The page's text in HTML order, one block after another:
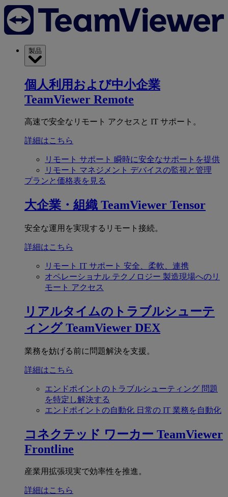
製品
個人利用および中小企業
TeamViewer Remote
高速で安全なリモート アクセスと IT サポート。
詳細はこちら
リモート サポート 瞬時に安全なサポートを提供
リモート マネジメント デバイスの監視と管理
プランと価格表を見る
大企業・組織 TeamViewer Tensor
安全な運用を実現するリモート接続。
詳細はこちら
リモート IT サポート 安全、柔軟、連携
オペレーショナル テクノロジー 製造現場へのリ
モート アクセス
リアルタイムのトラブルシューテ
ィング TeamViewer DEX
業務を妨げる前に問題解決を支援。
詳細はこちら
エンドポイントのトラブルシューティング 問題
を特定し解決する
エンドポイントの自動化 日常の IT 業務を自動化
コネクテッド ワーカー TeamViewer
Frontline
産業用拡張現実で効率性を推進。
詳細はこちら